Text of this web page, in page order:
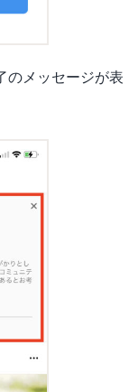
のメッセージが表